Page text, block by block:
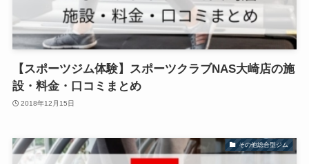
【スポーツジム体験】スポーツクラブNAS大崎店の施
設・料金・口コミまとめ
2018年12月15日
その他総合型ジム